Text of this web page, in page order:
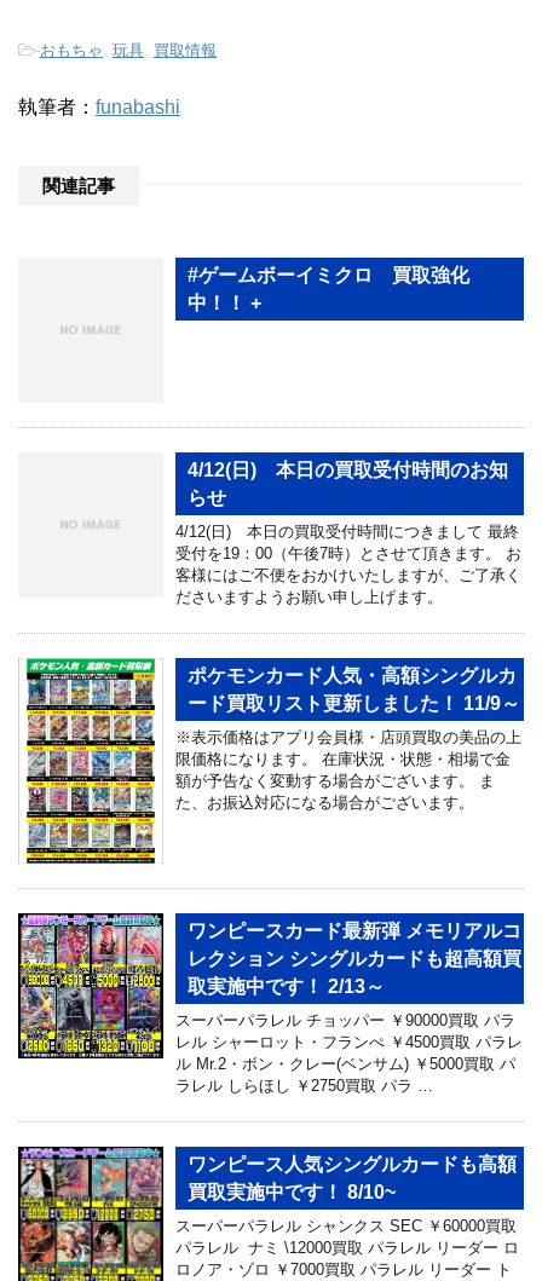
-おもちゃ, 玩具, 買取情報
執筆者： funabashi
関連記事
#ゲームボーイミクロ 買取強化
中！！ +
4/12(日) 本日の買取受付時間のお知
らせ
4/12(日) 本日の買取受付時間につきまして 最終
受付を19：00（午後7時）とさせて頂きます。 お
客様にはご不便をおかけいたしますが、ご了承く
ださいますようお願い申し上げます。
ポケモンカード人気・高額シングルカ
ード買取リスト更新しました！ 11/9～
※表示価格はアプリ会員様・店頭買取の美品の上
限価格になります。 在庫状況・状態・相場で金
額が予告なく変動する場合がございます。 ま
た、お振込対応になる場合がございます。
ワンピースカード最新弾 メモリアルコ
レクション シングルカードも超高額買
取実施中です！ 2/13～
スーパーパラレル チョッパー ￥90000買取 パラ
レル シャーロット・フランぺ ￥4500買取 パラレ
ル Mr.2・ボン・クレー(ベンサム) ￥5000買取 パ
ラレル しらほし ￥2750買取 パラ …
ワンピース人気シングルカードも高額
買取実施中です！ 8/10~
スーパーパラレル シャンクス SEC ￥60000買取
パラレル ナミ \12000買取 パラレル リーダー ロ
ロノア・ゾロ ￥7000買取 パラレル リーダー ト